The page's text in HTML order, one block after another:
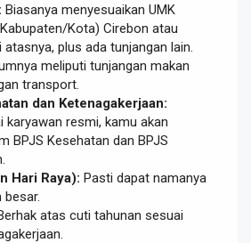
Biasanya menyesuaikan UMK
Kota) Cirebon atau
plus ada tunjangan lain.
meliputi tunjangan makan
transport.
dan Ketenagakerjaan:
karyawan resmi, kamu akan
BPJS Kesehatan dan BPJS
Hari Raya): Pasti dapat namanya
besar.
atas cuti tahunan sesuai